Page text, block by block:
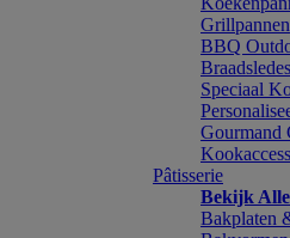
Grillpannen
BBQ
Speciaal
Gourmand
Pâtisserie
Bekijk Alle
Bakplaten